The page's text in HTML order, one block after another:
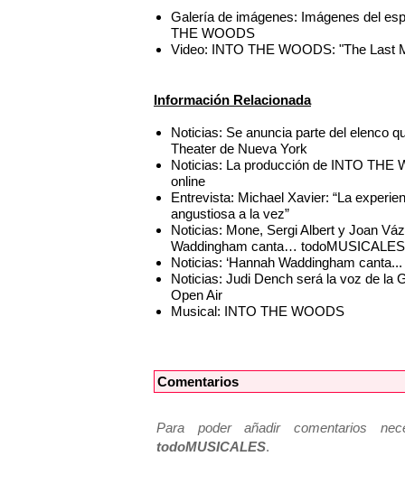
Galería de imágenes: Imágenes del
THE WOODS
Video: INTO THE WOODS: "The Last
Información Relacionada
Noticias: Se anuncia parte del elenco
Theater de Nueva York
Noticias: La producción de INTO THE
online
Entrevista: Michael Xavier: “La
angustiosa a la vez”
Noticias: Mone, Sergi Albert y Joan
Waddingham canta…
Noticias: ‘Hannah Waddingham
Noticias: Judi Dench será la voz de la
Open Air
Musical: INTO THE WOODS
Comentarios
Para poder añadir comentarios
todoMUSICALES.